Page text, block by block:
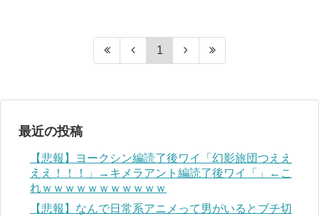
1
最近の投稿
【悲報】ヨークシン編読了後ワイ「幻影旅団つええ
ええ！！！」→キメラアント編読了後ワイ「」←こ
れｗｗｗｗｗｗｗｗｗｗｗ
【悲報】なんで日常系アニメって男がいるとブチ切